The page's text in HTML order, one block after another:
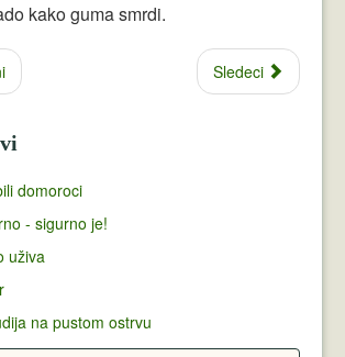
kako guma smrdi.
Sledeci
domoroci
- sigurno je!
uživa
na pustom ostrvu